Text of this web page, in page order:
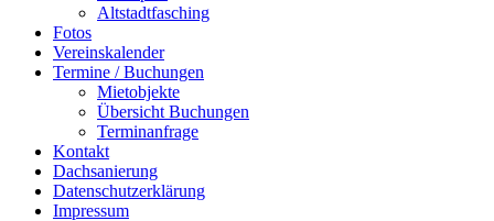
Altstadtfasching
Fotos
Vereinskalender
Termine / Buchungen
Mietobjekte
Übersicht Buchungen
Terminanfrage
Kontakt
Dachsanierung
Datenschutzerklärung
Impressum